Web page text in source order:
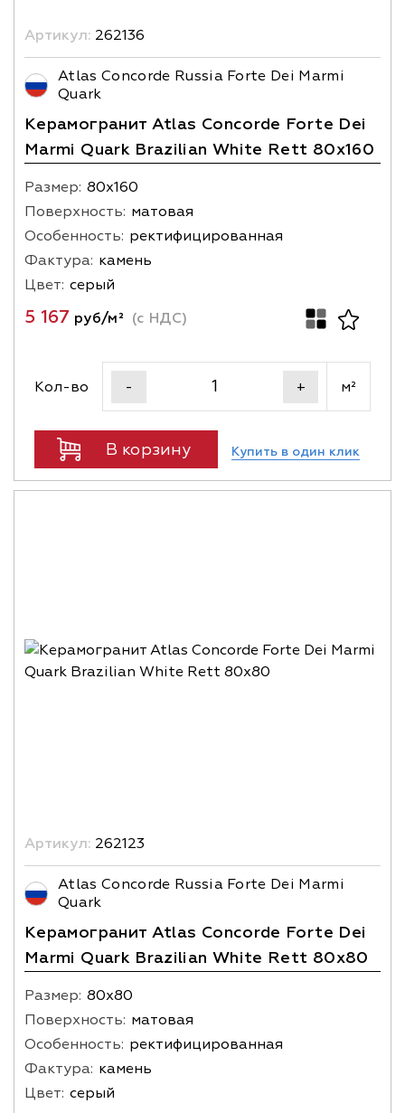
Артикул: 262136
Atlas Concorde Russia Forte Dei Marmi
Quark
Керамогранит Atlas Concorde Forte Dei
Marmi Quark Brazilian White Rett 80x160
Размер: 80х160
Поверхность: матовая
Особенность: ректифицированная
Фактура: камень
Цвет: серый
5 167 руб/м² (с НДС)
Кол-во - + м²
В корзину Купить в один клик
Артикул: 262123
Atlas Concorde Russia Forte Dei Marmi
Quark
Керамогранит Atlas Concorde Forte Dei
Marmi Quark Brazilian White Rett 80x80
Размер: 80х80
Поверхность: матовая
Особенность: ректифицированная
Фактура: камень
Цвет: серый